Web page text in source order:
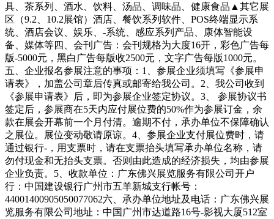
具、茶系列、酒水、饮料、汤品、调味品、健康食品▲其它展
区（9.2、10.2展馆）酒店、餐饮系列软件、POS终端显示系
统、酒店会议、娱乐、-系统、感应系列产品、康体智能设
备、媒体等四、会刊广告：会刊规格为大度16开，彩色广告每
版-5000元，黑白广告每版收2500元，文字广告每版1000元。
五、企业报名参展注意的事项：1、参展企业须填写《参展申
请表》，加盖公司章后传真或邮寄给我公司。2、我公司收到
《参展申请表》后，即为参展企业签定协议。3、 参展协议书
签定后，参展商在5天内应付展位费的50%作为参展订金，余
款在展会开幕前一个月付清。逾期不付，承办单位不保障确认
之展位。展位变动敬请原谅。4、参展企业支付展位费时，请
通过银行-，用支票时，请在支票抬头填写承办单位名称，请
勿付现金和无抬头支票。否则由此造成的经济损失，均由参展
企业负责。5、收款单位：广东佛兴展览服务有限公司开户
行：中国建设银行广州市五羊新城支行帐号：
44001400905050077062六、承办单位地址及电话：广东佛兴展
览服务有限公司地址：中国广州市达道路16号-影视大厦512室